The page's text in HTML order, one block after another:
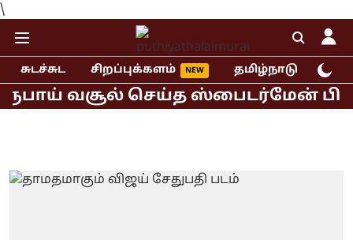
\
சுடச்சுட சிறப்புக்களம் தமிழ்நாடு
வசூல் செய்த ஸ்பைடர்மேன்